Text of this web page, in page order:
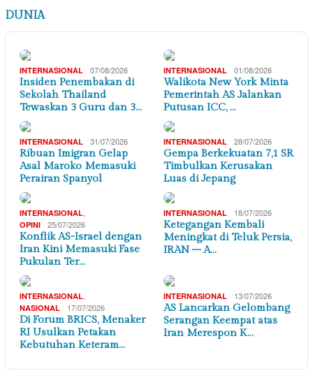
DUNIA
INTERNASIONAL 07/08/2026
Insiden Penembakan di
Sekolah Thailand
Tewaskan 3 Guru dan 3…
INTERNASIONAL 01/08/2026
Walikota New York Minta
Pemerintah AS Jalankan
Putusan ICC, …
INTERNASIONAL 31/07/2026
Ribuan Imigran Gelap
Asal Maroko Memasuki
Perairan Spanyol
INTERNASIONAL 28/07/2026
Gempa Berkekuatan 7,1 SR
Timbulkan Kerusakan
Luas di Jepang
INTERNASIONAL
OPINI 25/07/2026
Konflik AS-Israel dengan
Iran Kini Memasuki Fase
Pukulan Ter…
INTERNASIONAL 18/07/2026
Ketegangan Kembali
Meningkat di Teluk Persia,
IRAN – A…
INTERNASIONAL
NASIONAL 17/07/2026
Di Forum BRICS, Menaker
RI Usulkan Petakan
Kebutuhan Keteram…
INTERNASIONAL 13/07/2026
AS Lancarkan Gelombang
Serangan Keempat atas
Iran Merespon K…